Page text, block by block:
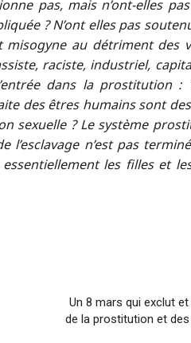
pas, mais n’ont-elles
? N’ont elles pas
au détriment des
raciste, industriel,
dans la prostitution :
des êtres humains sont
sexuelle ? Le système
l’esclavage n’est pas
les filles et
Un 8 mars qui exclut
de la prostitution et